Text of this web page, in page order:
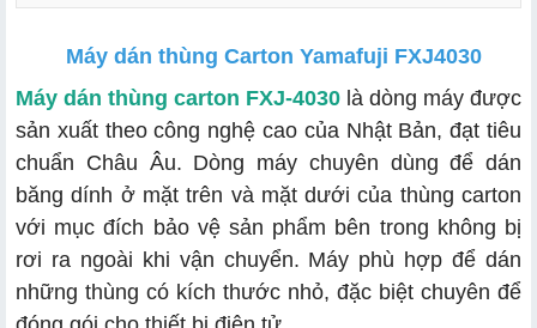
Thông số kỹ thuật của máy dán thùng carton Yamafuji
Đặc điểm nổi bật của máy dán thùng Carton Yamafuji
FXJ-4030
Máy dán thùng Carton Yamafuji FXJ4030
Máy dán thùng carton FXJ-4030 là dòng máy được
sản xuất theo công nghệ cao của Nhật Bản, đạt tiêu
chuẩn Châu Âu. Dòng máy chuyên dùng để dán
băng dính ở mặt trên và mặt dưới của thùng carton
với mục đích bảo vệ sản phẩm bên trong không bị
rơi ra ngoài khi vận chuyển. Máy phù hợp để dán
những thùng có kích thước nhỏ, đặc biệt chuyên để